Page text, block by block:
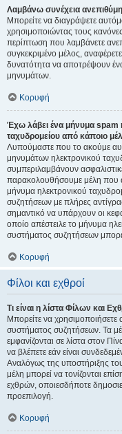
Λαμβάνω συνέχεια
Μπορείτε να διαγράψετε
χρησιμοποιώντας τους
περίπτωση που λαμβάνετε
συγκεκριμένο μέλος,
δυνατότητα να αποτρέψουν
μηνυμάτων.
Κορυφή
Έχω λάβει ένα μήνυμα spam
ταχυδρομείου από κάποιο
Λυπούμαστε που το ακούμε
μηνυμάτων ηλεκτρονικού
συμπεριλαμβάνουν
παρακολουθήσουμε μέλη που
μήνυμα ηλεκτρονικού
συζητήσεων με πλήρες
σημαντικό να υπάρχουν οι
οποίο απέστειλε το μήνυμα
συστήματος συζητήσεων
Κορυφή
Φίλοι και εχθροί
Τι είναι η λίστα Φίλων και
Μπορείτε να χρησιμοποιήσετε
συστήματος συζητήσεων. Τα
εμφανίζονται σε λίστα στον
να βλέπετε εάν είναι
Αναλόγως της υποστήριξης
μέλη μπορεί να τονίζονται
εχθρών, οποιεσδήποτε
προεπιλογή.
Κορυφή